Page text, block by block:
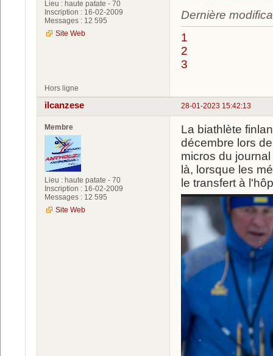
Lieu : haute patate - 70
Inscription : 16-02-2009
Messages : 12 595
Site Web
Dernière
1
2
3
Hors ligne
28-01-2023 15:42:13
ilcanzese
Membre
Lieu : haute patate - 70
Inscription : 16-02-2009
Messages : 12 595
Site Web
La biathlète
décembre lors
micros du
là, lorsque les
le transfert à